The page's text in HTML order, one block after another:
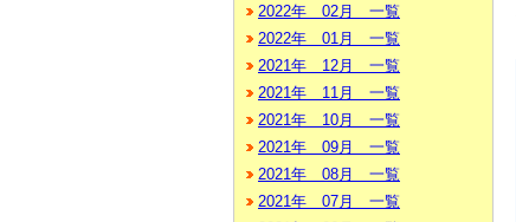
2022年 02月 一覧
2022年 01月 一覧
2021年 12月 一覧
2021年 11月 一覧
2021年 10月 一覧
2021年 09月 一覧
2021年 08月 一覧
2021年 07月 一覧